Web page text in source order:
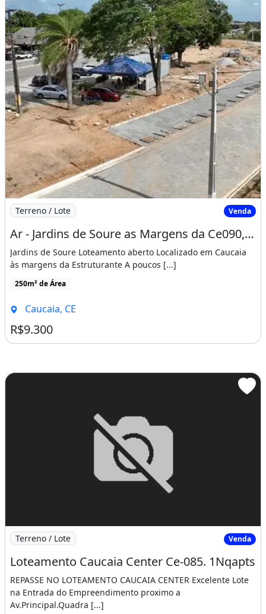
Imagem: Ar - Jardins de Soure as Margens da Ce090,Em
Terreno / Lote Venda
Ar - Jardins de Soure as Margens da Ce090,Em Frente Ao Atacadão da Caucaia
Jardins de Soure Loteamento aberto Localizado em Caucaia
às margens da Estruturante A poucos [...]
250m² de Área
Caucaia, CE
R$9.300
Imagem: Loteamento Caucaia Center Ce-085. 1Nqapts
Terreno / Lote Venda
Loteamento Caucaia Center Ce-085. 1Nqapts
REPASSE NO LOTEAMENTO CAUCAIA CENTER Excelente Lote
na Entrada do Empreendimento proximo a
Av.Principal.Quadra [...]